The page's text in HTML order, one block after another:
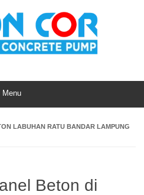
Menu
LABUHAN RATU BANDAR LAMPUNG
Beton di